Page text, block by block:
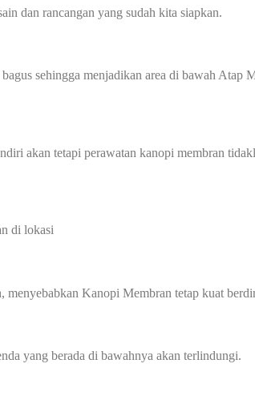
dan rancangan yang sudah kita siapkan.
sehingga menjadikan area di bawah Atap
akan tetapi perawatan kanopi membran
di lokasi
Kanopi Membran tetap kuat
yang berada di bawahnya akan terlindungi.